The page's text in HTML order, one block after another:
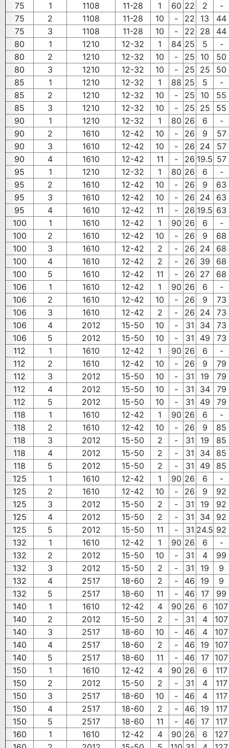
75
1 1108 11-28 1 60 22 2
-
75
2 1108 11-28 10 - 22 13
44
75
3 1108 11-28 10 - 22 28
44
80
1 1210 12-32 1 84 25 5
-
80
2 1210 12-32 10 - 25 10
50
80
3 1210 12-32 10 - 25 25
50
85
1 1210 12-32 1 88 25 5
-
85
2 1210 12-32 10 - 25 10
55
85
3 1210 12-32 10 - 25 25
55
90
1 1210 12-32 1 80 26 6
-
90
2 1610 12-42 10 - 26 9
57
90
3 1610 12-42 10 - 26 24
57
90
4 1610 12-42 11 - 26 19.5 57
95
1 1210 12-32 1 80 26 6
-
95
2 1610 12-42 10 - 26 9
63
95
3 1610 12-42 10 - 26 24
63
95
4 1610 12-42 11 - 26 19.5 63
100
1 1610 12-42 1 90 26 6
-
100
2 1610 12-42 10 - 26 9
68
100
3 1610 12-42 2 - 26 24
68
100
4 1610 12-42 2 - 26 39
68
100
5 1610 12-42 11 - 26 27
68
106
1 1610 12-42 1 90 26 6
-
106
2 1610 12-42 10 - 26 9
73
106
3 1610 12-42 2 - 26 24
73
106
4 2012 15-50 10 - 31 34
73
106
5 2012 15-50 10 - 31 49
73
112
1 1610 12-42 1 90 26 6
-
112
2 1610 12-42 10 - 26 9
79
112
3 2012 15-50 10 - 31 19
79
112
4 2012 15-50 10 - 31 34
79
112
5 2012 15-50 10 - 31 49
79
118
1 1610 12-42 1 90 26 6
-
118
2 1610 12-42 10 - 26 9
85
118
3 2012 15-50 2 - 31 19
85
118
4 2012 15-50 2 - 31 34
85
118
5 2012 15-50 2 - 31 49
85
125
1 1610 12-42 1 90 26 6
-
125
2 1610 12-42 10 - 26 9
92
125
3 2012 15-50 2 - 31 19
92
125
4 2012 15-50 2 - 31 34
92
125
5 2012 15-50 11 - 31 24.5 92
132
1 1610 12-42 1 90 26 6
-
132
2 2012 15-50 10 - 31 4
99
132
3 2012 15-50 2 - 31 19
9
132
4 2517 18-60 2 - 46 19
9
132
5 2517 18-60 11 - 46 17
99
140
1 1610 12-42 4 90 26 6
107
140
2 2012 15-50 2 - 31 4
107
140
3 2517 18-60 10 - 46 4
107
140
4 2517 18-60 2 - 46 19
107
140
5 2517 18-60 11 - 46 17
107
150
1 1610 12-42 4 90 26 6
117
150
2 2012 15-50 2 - 31 4
117
150
3 2517 18-60 10 - 46 4
117
150
4 2517 18-60 2 - 46 19
117
150
5 2517 18-60 11 - 46 17
117
160
1 1610 12-42 4 90 26 6
127